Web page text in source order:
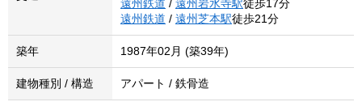
遠州鉄道 / 遠州岩水寺駅徒歩17分
遠州鉄道 / 遠州芝本駅徒歩21分
築年 1987年02月 (築39年)
建物種別 / 構造 アパート / 鉄骨造